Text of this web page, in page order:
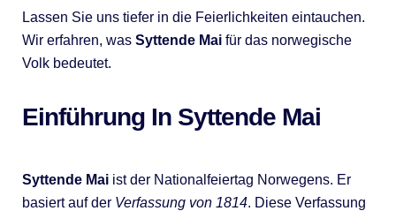
Lassen Sie uns tiefer in die Feierlichkeiten eintauchen.
Wir erfahren, was Syttende Maifür das norwegische
Volk bedeutet.
Einführung In Syttende Mai
Syttende Maiist der Nationalfeiertag Norwegens. Er
basiert auf der Verfassung von 1814. Diese Verfassung